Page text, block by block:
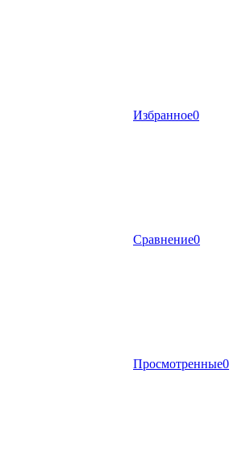
Избранное0
Сравнение0
Просмотренные0